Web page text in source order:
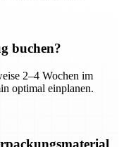
buchen?
2–4 Wochen im
optimal einplanen.